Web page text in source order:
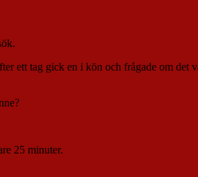
ett tag gick en i kön och frågade om det
25 minuter.